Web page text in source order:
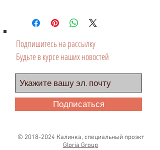
Подпишитесь на рассылку
Будьте в курсе наших новостей
Подписаться
© 2018-2024 Калинка, специальный проэкт
Gloria Group